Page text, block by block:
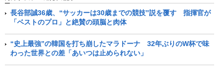
長谷部誠36歳、“サッカーは30歳までの競技”説を覆す 指揮官が
「ベストのプロ」と絶賛の頭脳と肉体
“史上最強”の韓国を打ち崩したマラドーナ 32年ぶりのW杯で味
わった世界との差「あいつは止められない」